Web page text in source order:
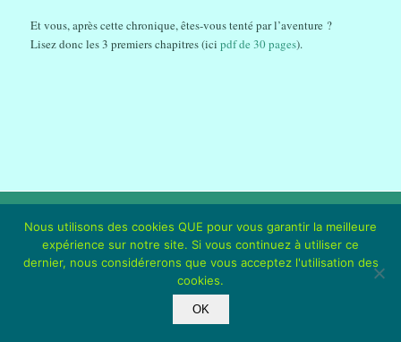
Et vous, après cette chronique, êtes-vous tenté par l’aventure ?
Lisez donc les 3 premiers chapitres (ici pdf de 30 pages).
WordPress Theme by Kriesi
Nous utilisons des cookies QUE pour vous garantir la meilleure
expérience sur notre site. Si vous continuez à utiliser ce
dernier, nous considérerons que vous acceptez l'utilisation des
cookies.
OK